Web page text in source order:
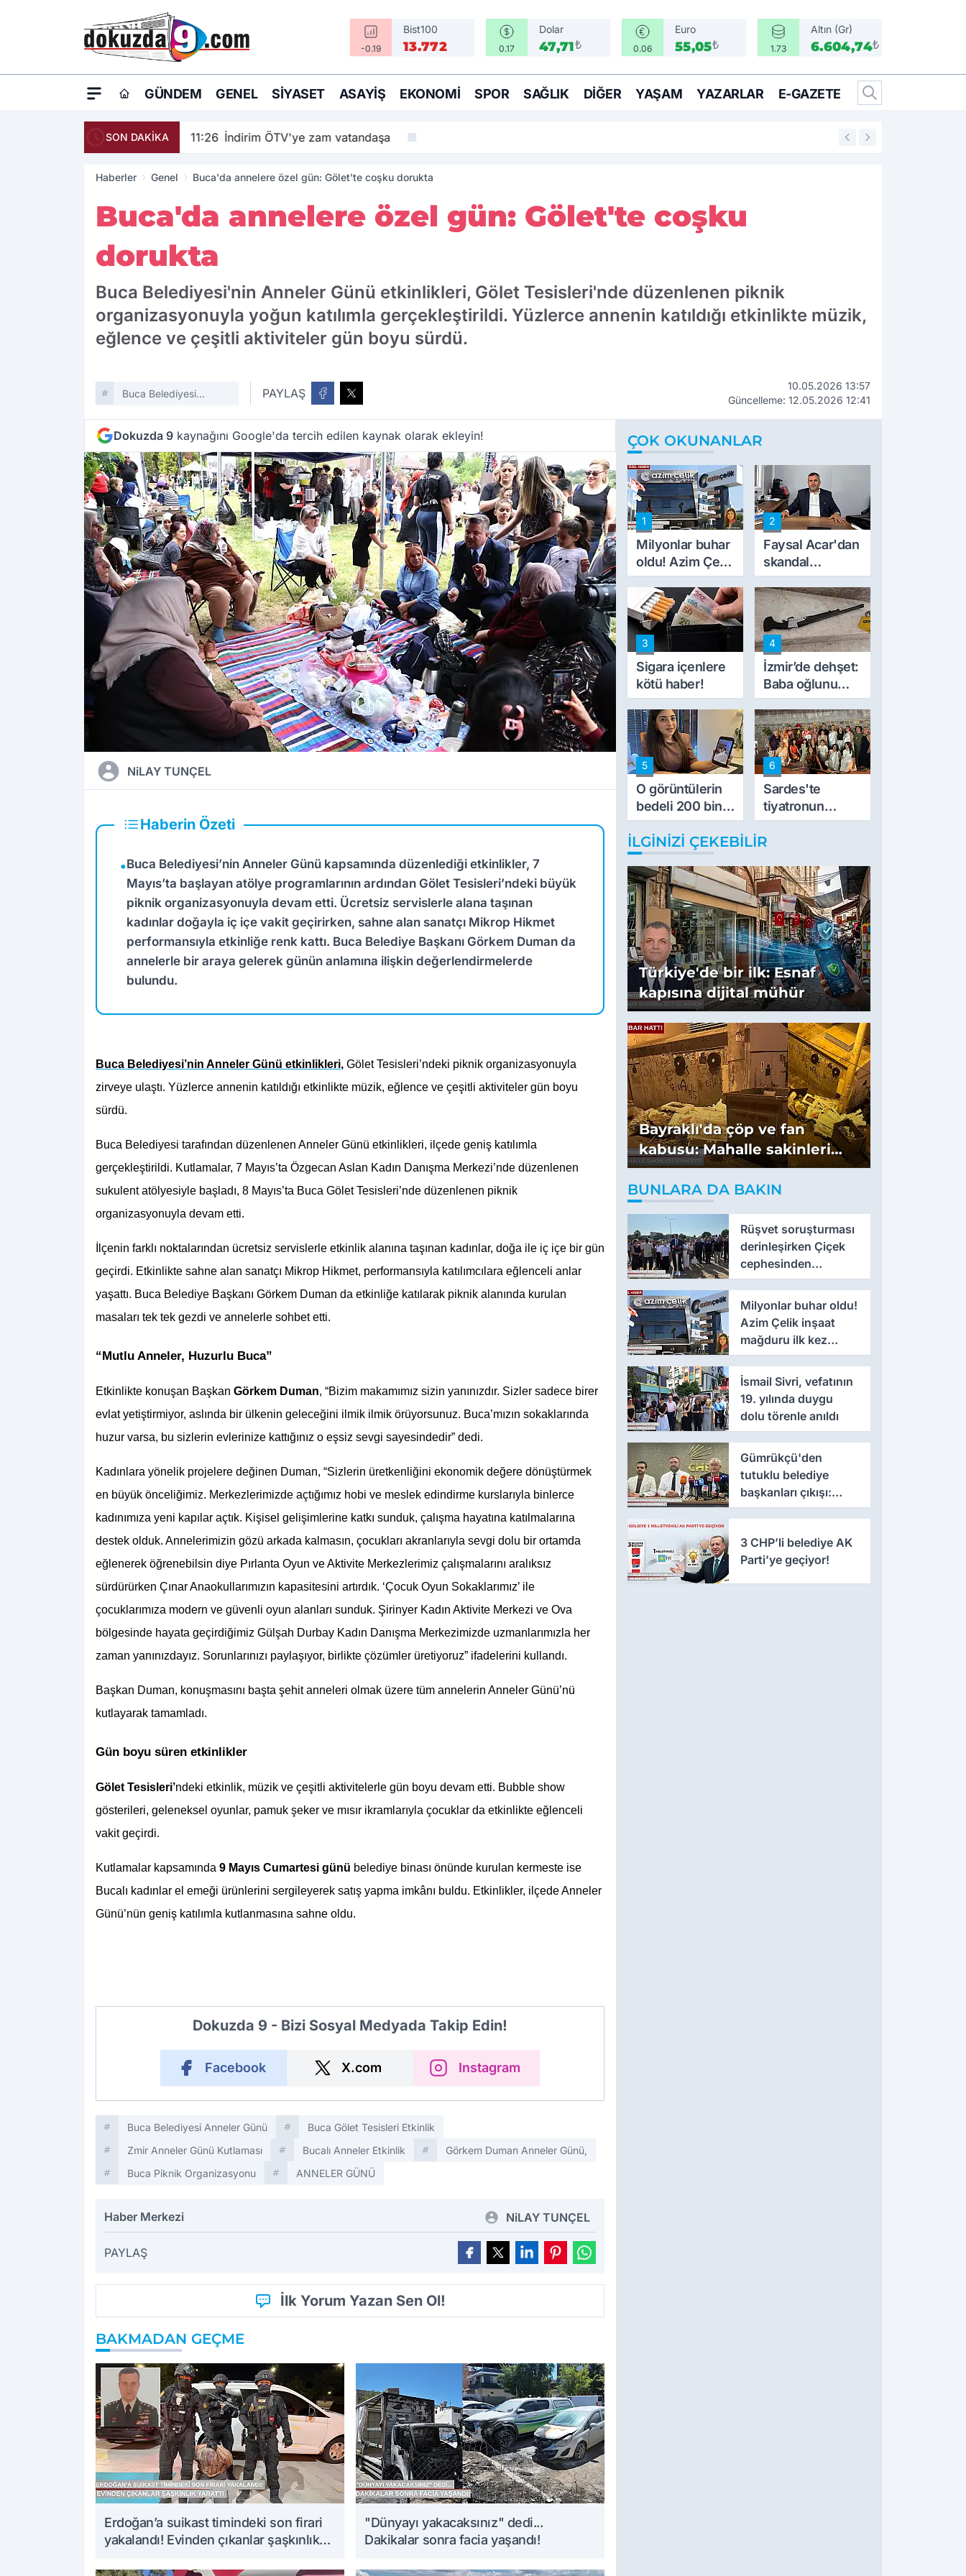
-0.19
Bist100
13.772 0.17
Dolar
47,71₺ 0.06
Euro
55,05₺ 1.73
Altın (Gr)
6.604,74₺
GÜNDEM GENEL SIYASET ASAYIŞ EKONOMI SPOR SAĞLIK DIĞER YAŞAM YAZARLAR E-GAZETE
SON DAKİKA 11:26 İndirim ÖTV'ye zam vatandaşa 11:18 Urla’da yeni
Haberler Genel Buca'da annelere özel gün: Gölet'te coşku dorukta
Buca'da annelere özel gün: Gölet'te coşku
dorukta
Buca Belediyesi'nin Anneler Günü etkinlikleri, Gölet Tesisleri'nde düzenlenen piknik
organizasyonuyla yoğun katılımla gerçekleştirildi. Yüzlerce annenin katıldığı etkinlikte müzik,
eğlence ve çeşitli aktiviteler gün boyu sürdü.
Buca Belediyesi
PAYLAŞ
10.05.2026 13:57
Güncelleme: 12.05.2026 12:41
Dokuzda 9 kaynağını Google'da tercih edilen kaynak olarak ekleyin!
NiLAY TUNÇEL
Haberin Özeti
•Buca Belediyesi’nin Anneler Günü kapsamında düzenlediği etkinlikler, 7
Mayıs’ta başlayan atölye programlarının ardından Gölet Tesisleri’ndeki büyük
piknik organizasyonuyla devam etti. Ücretsiz servislerle alana taşınan
kadınlar doğayla iç içe vakit geçirirken, sahne alan sanatçı Mikrop Hikmet
performansıyla etkinliğe renk kattı. Buca Belediye Başkanı Görkem Duman da
annelerle bir araya gelerek günün anlamına ilişkin değerlendirmelerde
bulundu.
Buca Belediyesi’nin Anneler Günü etkinlikleri, Gölet Tesisleri’ndeki piknik organizasyonuyla
zirveye ulaştı. Yüzlerce annenin katıldığı etkinlikte müzik, eğlence ve çeşitli aktiviteler gün boyu
sürdü.
Buca Belediyesi tarafından düzenlenen Anneler Günü etkinlikleri, ilçede geniş katılımla
gerçekleştirildi. Kutlamalar, 7 Mayıs’ta Özgecan Aslan Kadın Danışma Merkezi’nde düzenlenen
sukulent atölyesiyle başladı, 8 Mayıs’ta Buca Gölet Tesisleri’nde düzenlenen piknik
organizasyonuyla devam etti.
İlçenin farklı noktalarından ücretsiz servislerle etkinlik alanına taşınan kadınlar, doğa ile iç içe bir gün
geçirdi. Etkinlikte sahne alan sanatçı Mikrop Hikmet, performansıyla katılımcılara eğlenceli anlar
yaşattı. Buca Belediye Başkanı Görkem Duman da etkinliğe katılarak piknik alanında kurulan
masaları tek tek gezdi ve annelerle sohbet etti.
“Mutlu Anneler, Huzurlu Buca”
Etkinlikte konuşan Başkan Görkem Duman, “Bizim makamımız sizin yanınızdır. Sizler sadece birer
evlat yetiştirmiyor, aslında bir ülkenin geleceğini ilmik ilmik örüyorsunuz. Buca’mızın sokaklarında
huzur varsa, bu sizlerin evlerinize kattığınız o eşsiz sevgi sayesindedir” dedi.
Kadınlara yönelik projelere değinen Duman, “Sizlerin üretkenliğini ekonomik değere dönüştürmek
en büyük önceliğimiz. Merkezlerimizde açtığımız hobi ve meslek edindirme kurslarıyla binlerce
kadınımıza yeni kapılar açtık. Kişisel gelişimlerine katkı sunduk, çalışma hayatına katılmalarına
destek olduk. Annelerimizin gözü arkada kalmasın, çocukları akranlarıyla sevgi dolu bir ortamda
eğlenerek öğrenebilsin diye Pırlanta Oyun ve Aktivite Merkezlerimiz çalışmalarını aralıksız
sürdürürken Çınar Anaokullarımızın kapasitesini artırdık. ‘Çocuk Oyun Sokaklarımız’ ile
çocuklarımıza modern ve güvenli oyun alanları sunduk. Şirinyer Kadın Aktivite Merkezi ve Ova
bölgesinde hayata geçirdiğimiz Gülşah Durbay Kadın Danışma Merkezimizde uzmanlarımızla her
zaman yanınızdayız. Sorunlarınızı paylaşıyor, birlikte çözümler üretiyoruz” ifadelerini kullandı.
Başkan Duman, konuşmasını başta şehit anneleri olmak üzere tüm annelerin Anneler Günü’nü
kutlayarak tamamladı.
Gün boyu süren etkinlikler
Gölet Tesisleri’ndeki etkinlik, müzik ve çeşitli aktivitelerle gün boyu devam etti. Bubble show
gösterileri, geleneksel oyunlar, pamuk şeker ve mısır ikramlarıyla çocuklar da etkinlikte eğlenceli
vakit geçirdi.
Kutlamalar kapsamında 9 Mayıs Cumartesi günü belediye binası önünde kurulan kermeste ise
Bucalı kadınlar el emeği ürünlerini sergileyerek satış yapma imkânı buldu. Etkinlikler, ilçede Anneler
Günü’nün geniş katılımla kutlanmasına sahne oldu.
Dokuzda 9 - Bizi Sosyal Medyada Takip Edin!
Facebook X.com Instagram
Buca Belediyesi Anneler Günü
Buca Gölet Tesisleri Etkinlik
Zmir Anneler Günü Kutlaması
Bucalı Anneler Etkinlik
Görkem Duman Anneler Günü,
Buca Piknik Organizasyonu
ANNELER GÜNÜ
Haber Merkezi NiLAY TUNÇEL
PAYLAŞ
İlk Yorum Yazan Sen Ol!
BAKMADAN GEÇME
Erdoğan’a suikast timindeki son firari
yakalandı! Evinden çıkanlar şaşkınlık
"Dünyayı yakacaksınız" dedi...
Dakikalar sonra facia yaşandı!
ÇOK OKUNANLAR
1
Milyonlar buhar
oldu! Azim Çelik
inşaat mağduru
ilk kez konuştu
2
Faysal Acar'dan
skandal
açıklamalar:
'Haluk Levent
peynircilerimizi
de kıskaca aldı,
müdahale ettik'
3
Sigara içenlere
kötü haber!
4
İzmir’de dehşet:
Baba oğlunu
vurdu
5
O görüntülerin
bedeli 200 bin
TL
6
Sardes'te
tiyatronun
imece ruhu
binlerce yıllık
İLGINIZI ÇEKEBILIR
Türkiye'de bir ilk: Esnaf
kapısına dijital mühür
Bayraklı'da çöp ve fan
kabusu: Mahalle sakinleri
isyan etti
BUNLARA DA BAKIN
Rüşvet soruşturması
derinleşirken Çiçek
cephesinden
'montaj' savunması
Milyonlar buhar oldu!
Azim Çelik inşaat
mağduru ilk kez
konuştu
İsmail Sivri, vefatının
19. yılında duygu
dolu törenle anıldı
Gümrükçü'den
tutuklu belediye
başkanları çıkışı:
'Yıllarca iddianame
3 CHP’li belediye AK
Parti’ye geçiyor!